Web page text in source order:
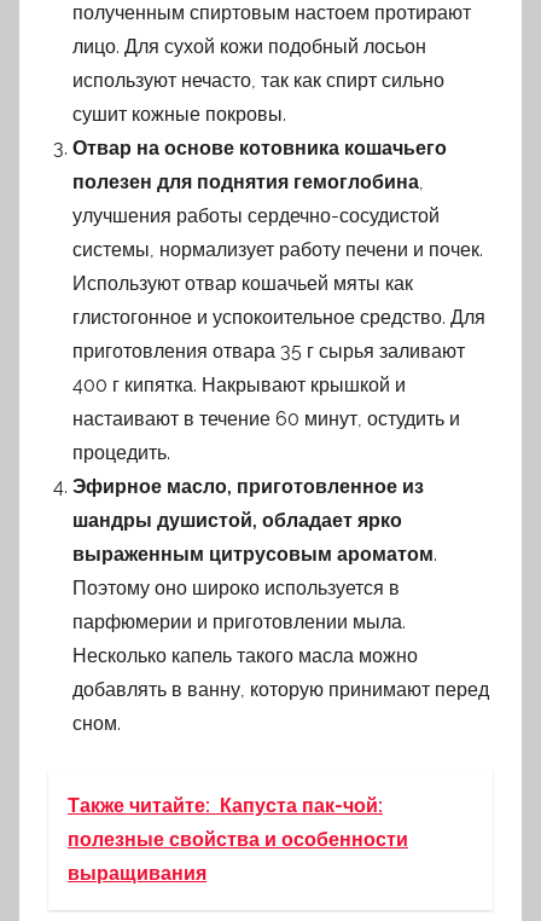
полученным спиртовым настоем протирают
лицо. Для сухой кожи подобный лосьон
используют нечасто, так как спирт сильно
сушит кожные покровы.
Отвар на основе котовника кошачьего
полезен для поднятия гемоглобина,
улучшения работы сердечно-сосудистой
системы, нормализует работу печени и почек.
Используют отвар кошачьей мяты как
глистогонное и успокоительное средство. Для
приготовления отвара 35 г сырья заливают
400 г кипятка. Накрывают крышкой и
настаивают в течение 60 минут, остудить и
процедить.
Эфирное масло, приготовленное из
шандры душистой, обладает ярко
выраженным цитрусовым ароматом.
Поэтому оно широко используется в
парфюмерии и приготовлении мыла.
Несколько капель такого масла можно
добавлять в ванну, которую принимают перед
сном.
Также читайте:
Капуста пак-чой:
полезные свойства и особенности
выращивания